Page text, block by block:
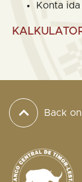
Konta
Back